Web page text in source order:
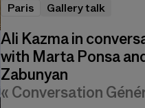
Paris Gallery talk
Ali Kazma in
with Marta Ponsa
Zabunyan
« Conversation